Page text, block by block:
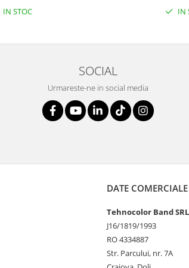
IN STOC IN
SOCIAL
Urmareste-ne in social media
DATE COMERCIALE
Tehnocolor Band SRL
J16/1819/1993
RO 4334887
Str. Parcului, nr. 7A